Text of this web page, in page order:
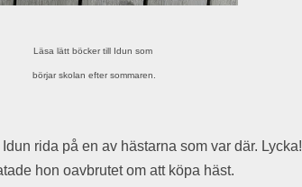
Läsa lätt böcker till Idun som
börjar skolan efter sommaren.
rida på en av hästarna som var där. Lycka!
hon oavbrutet om att köpa häst.